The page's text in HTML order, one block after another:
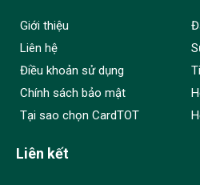
Giới thiệu
Liên hệ
Điều khoản sử dụng
Chính sách bảo mật
Tại sao chọn CardTOT
Liên kết